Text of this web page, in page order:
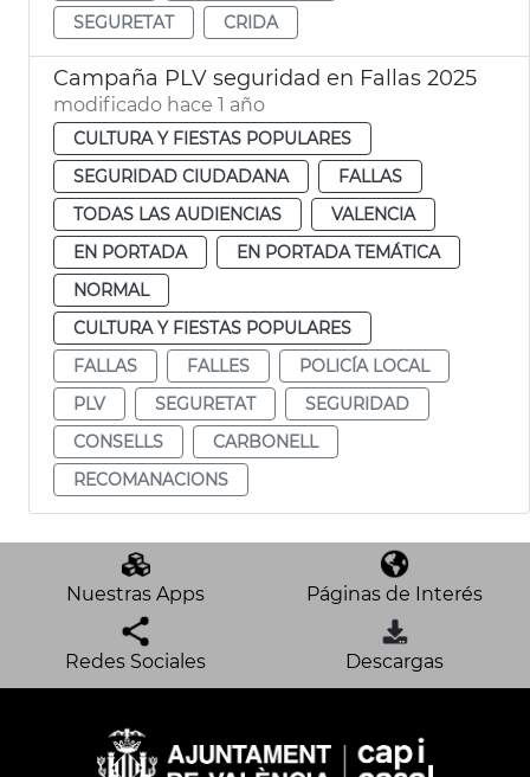
SEGURETAT
CRIDA
Campaña PLV seguridad en Fallas 2025
modificado hace 1 año
CULTURA Y FIESTAS POPULARES
SEGURIDAD CIUDADANA
FALLAS
TODAS LAS AUDIENCIAS
VALENCIA
EN PORTADA
EN PORTADA TEMÁTICA
NORMAL
CULTURA Y FIESTAS POPULARES
FALLAS
FALLES
POLICÍA LOCAL
PLV
SEGURETAT
SEGURIDAD
CONSELLS
CARBONELL
RECOMANACIONS
Nuestras Apps Páginas de Interés
Redes Sociales Descargas